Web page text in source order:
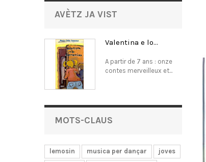
AVÈTZ JA VIST
Valentina e lo...
A partir de 7 ans : onze
contes merveilleux et...
MOTS-CLAUS
lemosin musica per dançar
joves